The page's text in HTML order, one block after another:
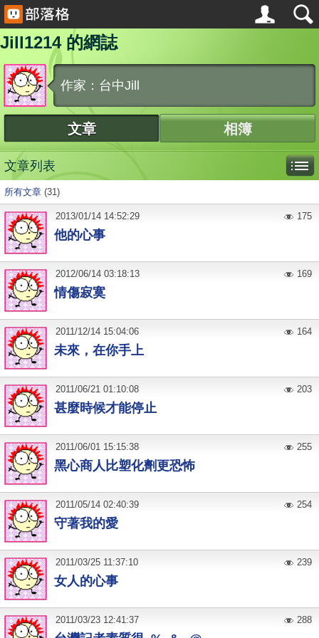
Jill1214 的網誌
作家：台中Jill
文章 相簿
文章列表
所有文章 (31)
他的心事
2013/01/14 14:52:29 175
情傷寂寞
2012/06/14 03:18:13 169
未來，在你手上
2011/12/14 15:04:06 164
甚麼時候才能停止
2011/06/21 01:10:08 203
黑心商人比塑化劑更恐怖
2011/06/01 15:15:38 255
守著我的愛
2011/05/14 02:40:39 254
女人的心事
2011/03/25 11:37:10 239
2011/03/23 12:41:37 288